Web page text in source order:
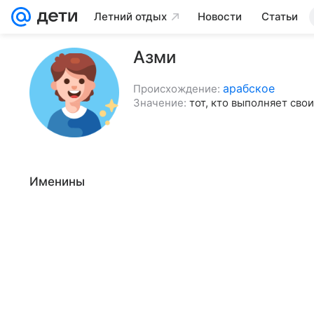
Летний отдых Новости Статьи
Азми
Происхождение: арабское
Значение: тот, кто выполняет
Именины